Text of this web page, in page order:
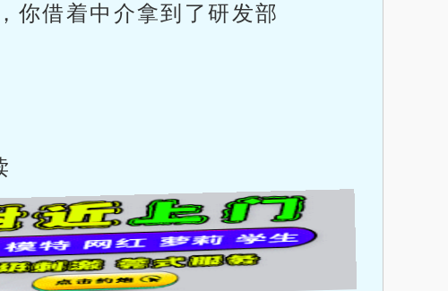
你借着中介拿到了研发部